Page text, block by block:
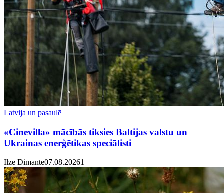
Latvija un pasaulē
«Cinevilla» mācībās tiksies Baltijas valstu un
Ukrainas enerģētikas speciālisti
Ilze Dimante07.08.20261